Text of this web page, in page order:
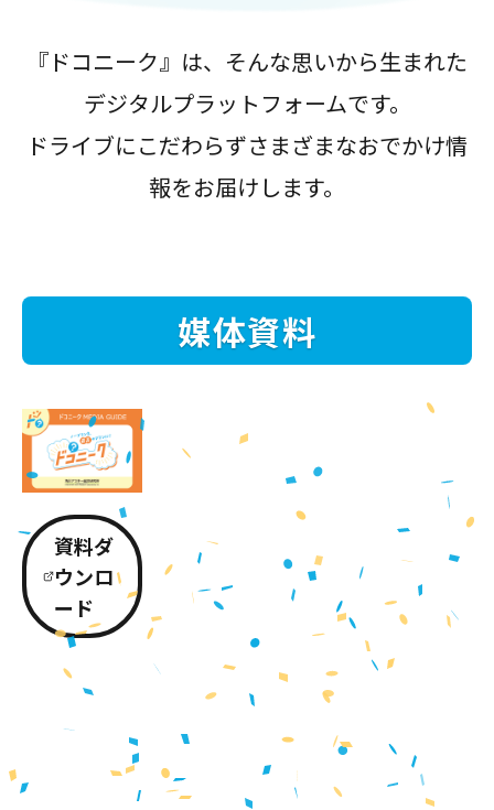
『ドコニーク』は、そんな思いから生まれた
デジタルプラットフォームです。
ドライブにこだわらずさまざまなおでかけ情
報をお届けします。
媒体資料
資料ダ
ウンロ
ード